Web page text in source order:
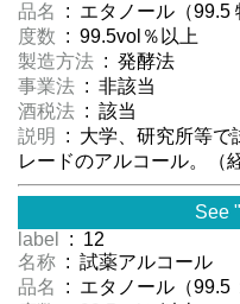
品名
: エタノール（99.5
度数 : 99.5vol％以上
製造方法 : 発酵法
事業法 : 非該当
酒税法 : 該当
説明
: 大学、研究所等で
レードのアルコール。（
See
label
: 12
名称 : 試薬アルコール
品名
: エタノール（99.5